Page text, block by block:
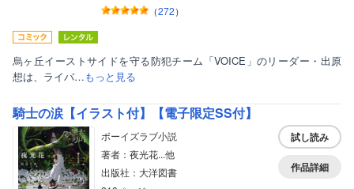
（272）
烏ヶ丘イーストサイドを守る防犯チーム「VOICE」のリーダー・出原
想は、ライバ…もっと見る
騎士の涙【イラスト付】【電子限定SS付】
ボーイズラブ小説
著者：夜光花...他
出版社：大洋図書
試し読み
作品詳細